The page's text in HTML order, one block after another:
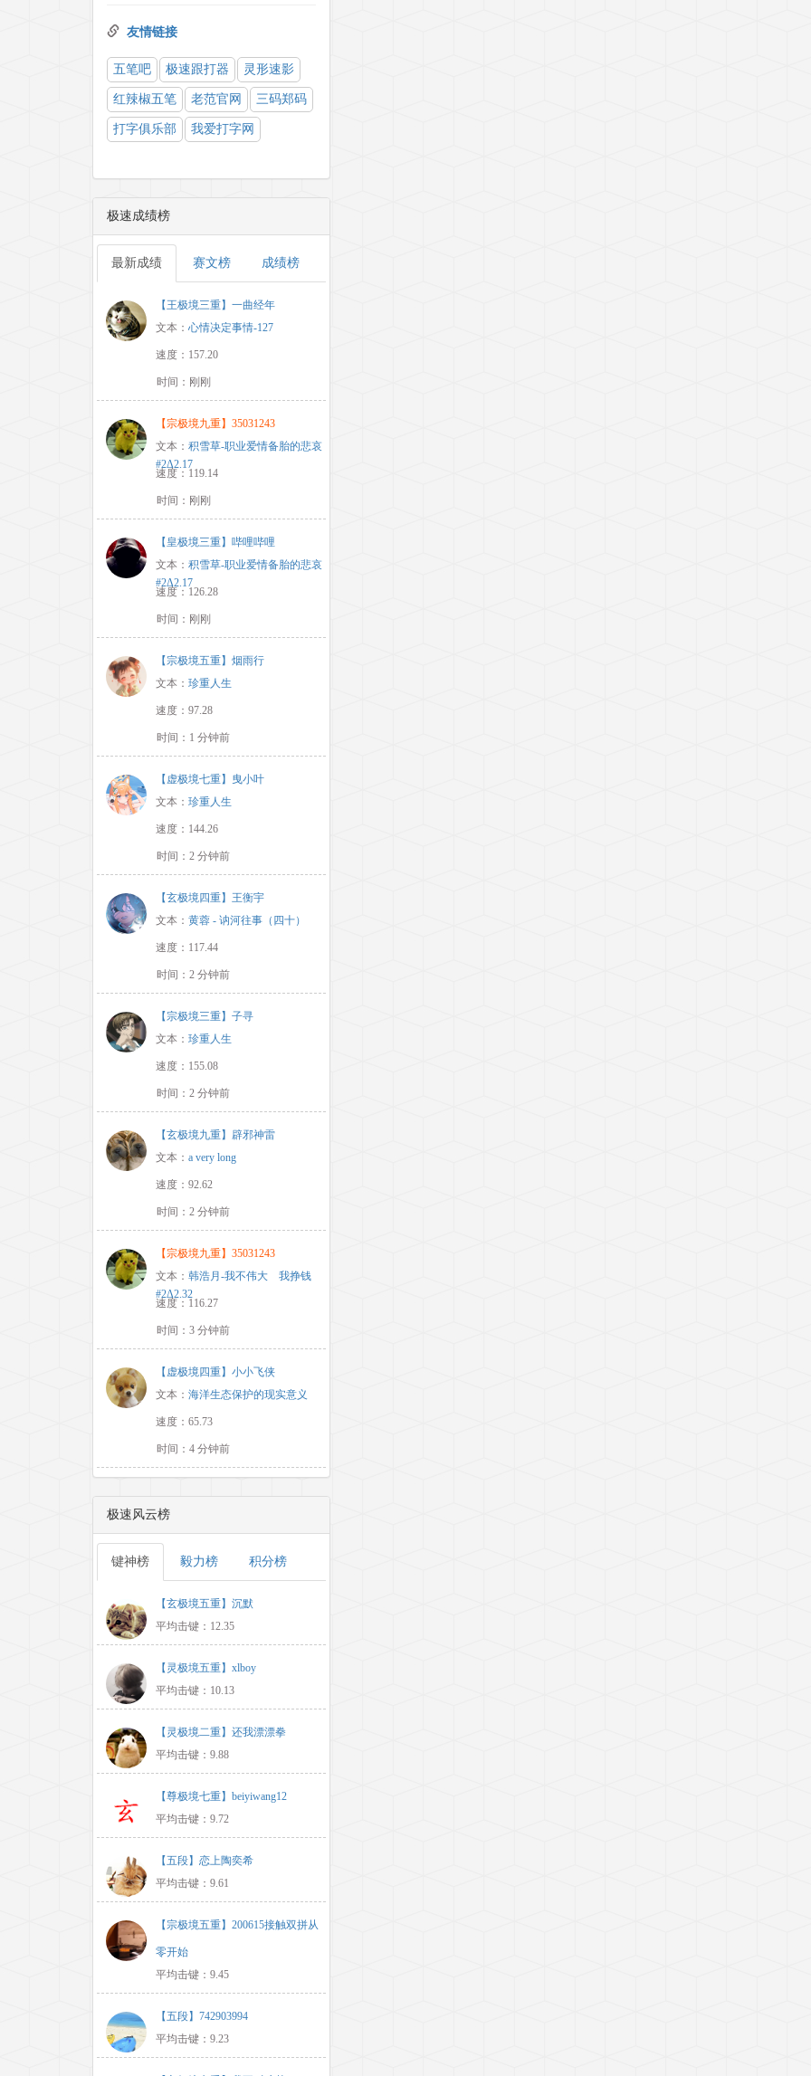
友情链接
五笔吧 极速跟打器 灵形速影
红辣椒五笔 老范官网 三码郑码
打字俱乐部 我爱打字网
极速成绩榜
最新成绩 赛文榜 成绩榜
【王极境三重】一曲经年
文本： 心情决定事情-127
速度：157.20
时间：刚刚
【宗极境九重】35031243
文本： 积雪草-职业爱情备胎的悲哀
#2Δ2.17
速度：119.14
时间：刚刚
【皇极境三重】哔哩哔哩
文本： 积雪草-职业爱情备胎的悲哀
#2Δ2.17
速度：126.28
时间：刚刚
【宗极境五重】烟雨行
文本： 珍重人生
速度：97.28
时间：1 分钟前
【虚极境七重】曳小叶
文本： 珍重人生
速度：144.26
时间：2 分钟前
【玄极境四重】王衡宇
文本： 黄蓉 - 讷河往事（四十）
速度：117.44
时间：2 分钟前
【宗极境三重】子寻
文本： 珍重人生
速度：155.08
时间：2 分钟前
【玄极境九重】辟邪神雷
文本： a very long
速度：92.62
时间：2 分钟前
【宗极境九重】35031243
文本： 韩浩月-我不伟大 我挣钱
#2Δ2.32
速度：116.27
时间：3 分钟前
【虚极境四重】小小飞侠
文本： 海洋生态保护的现实意义
速度：65.73
时间：4 分钟前
极速风云榜
键神榜 毅力榜 积分榜
【玄极境五重】沉默
平均击键：12.35
【灵极境五重】xlboy
平均击键：10.13
【灵极境二重】还我漂漂拳
平均击键：9.88
【尊极境七重】beiyiwang12
平均击键：9.72
【五段】恋上陶奕希
平均击键：9.61
【宗极境五重】200615接触双拼从
零开始
平均击键：9.45
【五段】742903994
平均击键：9.23